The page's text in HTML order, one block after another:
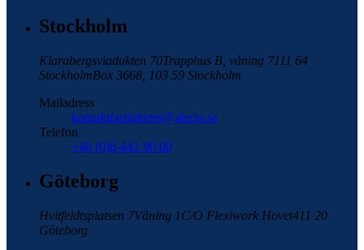
Stockholm
Klarabergsviadukten 70Trapphus B, våning 7111 64
StockholmBox 3668, 103 59 Stockholm
Mailadress
kontaktfastigheter@alecta.se
Telefon
+46 (0)8-441 90 00
Göteborg
Hvitfeldtsplatsen 7Våning 1C/O Flexiwork Hovet411 20
Göteborg